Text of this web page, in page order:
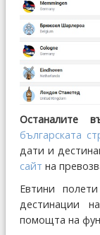
Останалите
българската
дати и
сайт на
Евтини
дестинации
помощта на